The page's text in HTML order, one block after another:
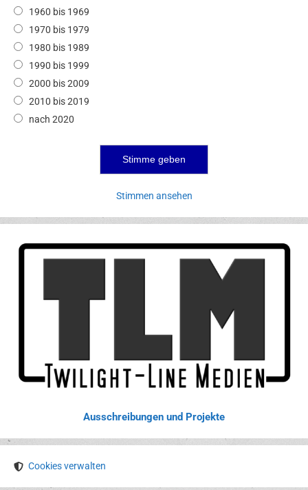
1960 bis 1969
1970 bis 1979
1980 bis 1989
1990 bis 1999
2000 bis 2009
2010 bis 2019
nach 2020
Stimmen ansehen
Ausschreibungen und Projekte
Cookies verwalten